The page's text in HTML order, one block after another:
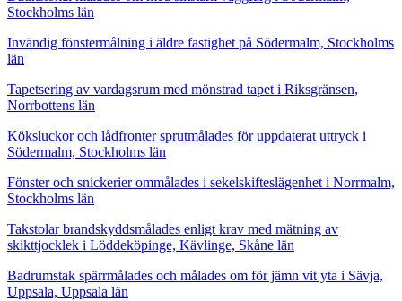
Stockholms län
Invändig fönstermålning i äldre fastighet på Södermalm, Stockholms
län
Tapetsering av vardagsrum med mönstrad tapet i Riksgränsen,
Norrbottens län
Köksluckor och lådfronter sprutmålades för uppdaterat uttryck i
Södermalm, Stockholms län
Fönster och snickerier ommålades i sekelskifteslägenhet i Norrmalm,
Stockholms län
Takstolar brandskyddsmålades enligt krav med mätning av
skikttjocklek i Löddeköpinge, Kävlinge, Skåne län
Badrumstak spärrmålades och målades om för jämn vit yta i Sävja,
Uppsala, Uppsala län